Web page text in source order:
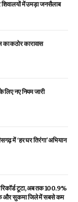
शिवालयों में उमड़ा जनसैलाब
का कठोर कारावास
लिए नए नियम जारी
में ‘हर घर तिरंगा’ अभियान
रिकॉर्ड टूटा, अब तक 100.9%
और सुकमा जिले में सबसे कम